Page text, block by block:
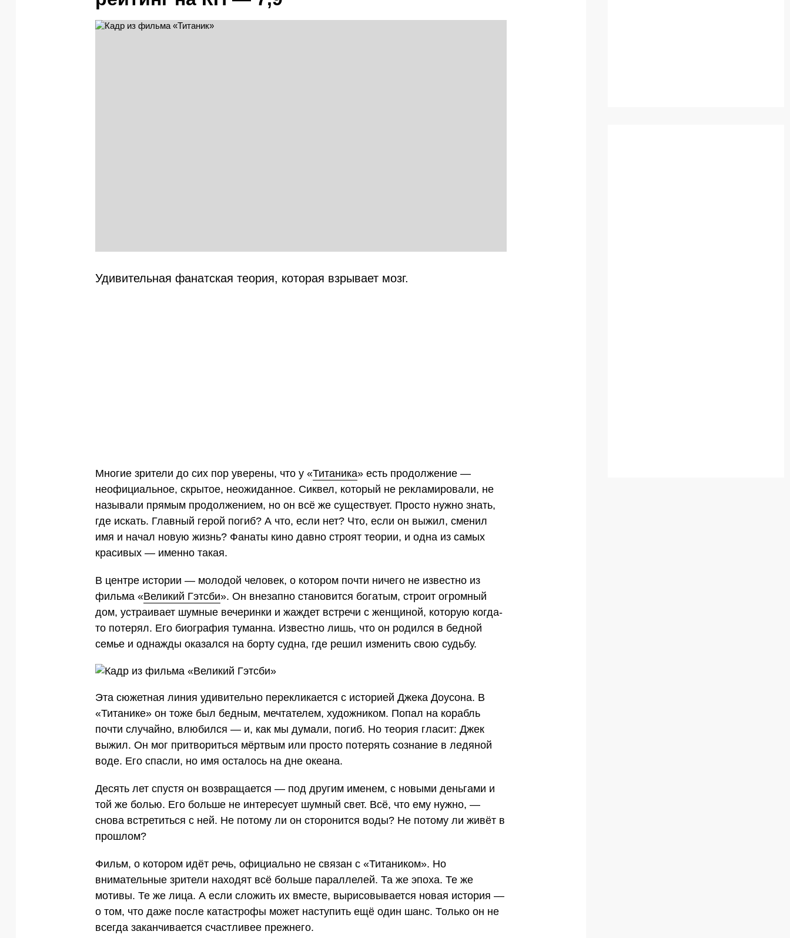
Удивительная фанатская теория, которая взрывает мозг.
Многие зрители до сих пор уверены, что у «Титаника» есть продолжение —
неофициальное, скрытое, неожиданное. Сиквел, который не рекламировали, не
называли прямым продолжением, но он всё же существует. Просто нужно знать,
где искать. Главный герой погиб? А что, если нет? Что, если он выжил, сменил
имя и начал новую жизнь? Фанаты кино давно строят теории, и одна из самых
красивых — именно такая.
В центре истории — молодой человек, о котором почти ничего не известно из
фильма «Великий Гэтсби». Он внезапно становится богатым, строит огромный
дом, устраивает шумные вечеринки и жаждет встречи с женщиной, которую когда-
то потерял. Его биография туманна. Известно лишь, что он родился в бедной
семье и однажды оказался на борту судна, где решил изменить свою судьбу.
Эта сюжетная линия удивительно перекликается с историей Джека Доусона. В
«Титанике» он тоже был бедным, мечтателем, художником. Попал на корабль
почти случайно, влюбился — и, как мы думали, погиб. Но теория гласит: Джек
выжил. Он мог притвориться мёртвым или просто потерять сознание в ледяной
воде. Его спасли, но имя осталось на дне океана.
Десять лет спустя он возвращается — под другим именем, с новыми деньгами и
той же болью. Его больше не интересует шумный свет. Всё, что ему нужно, —
снова встретиться с ней. Не потому ли он сторонится воды? Не потому ли живёт в
прошлом?
Фильм, о котором идёт речь, официально не связан с «Титаником». Но
внимательные зрители находят всё больше параллелей. Та же эпоха. Те же
мотивы. Те же лица. А если сложить их вместе, вырисовывается новая история —
о том, что даже после катастрофы может наступить ещё один шанс. Только он не
всегда заканчивается счастливее прежнего.